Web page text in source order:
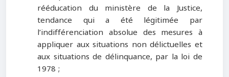
rééducation du ministère de la Justice,
tendance qui a été légitimée par
l’indifférenciation absolue des mesures à
appliquer aux situations non délictuelles et
aux situations de délinquance, par la loi de
1978 ;